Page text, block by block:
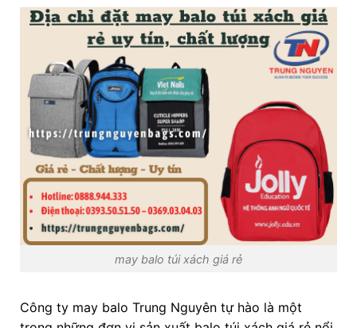
may balo túi xách giá rẻ
Công ty may balo Trung Nguyên tự hào là một